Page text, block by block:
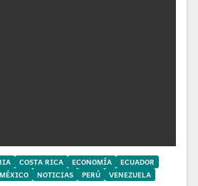
COSTA RICA ECONOMÍA
ECUADOR
MÉXICO NOTICIAS PERÚ VENEZUELA